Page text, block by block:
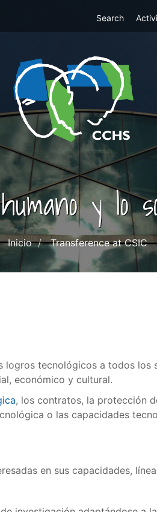
Top
Search
y lo
Inicio Transference at CSIC
logros tecnológicos a todos
económico y cultural.
, los contratos, la protección
o las capacidades
en sus capacidades,